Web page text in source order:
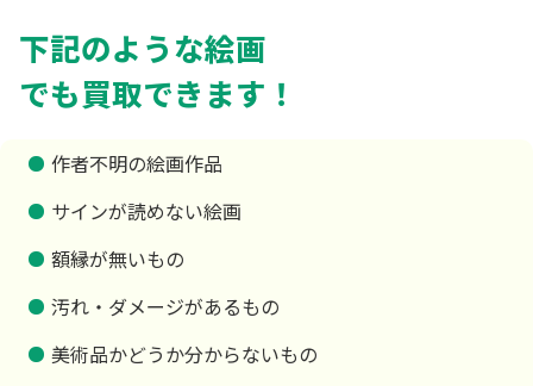
下記のような絵画
でも買取できます！
作者不明の絵画作品
サインが読めない絵画
額縁が無いもの
汚れ・ダメージがあるもの
美術品かどうか分からないもの